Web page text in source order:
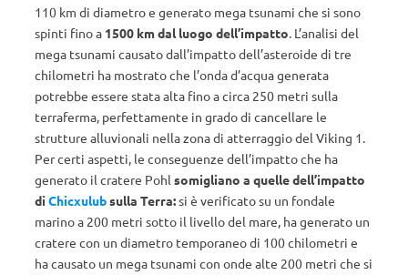
110 km di diametro e generato mega tsunami che si sono
spinti fino a 1500 km dal luogo dell’impatto. L’analisi del
mega tsunami causato dall’impatto dell’asteroide di tre
chilometri ha mostrato che l’onda d’acqua generata
potrebbe essere stata alta fino a circa 250 metri sulla
terraferma, perfettamente in grado di cancellare le
strutture alluvionali nella zona di atterraggio del Viking 1.
Per certi aspetti, le conseguenze dell’impatto che ha
generato il cratere Pohl somigliano a quelle dell’impatto
di Chicxulubsulla Terra:si è verificato su un fondale
marino a 200 metri sotto il livello del mare, ha generato un
cratere con un diametro temporaneo di 100 chilometri e
ha causato un mega tsunami con onde alte 200 metri che si